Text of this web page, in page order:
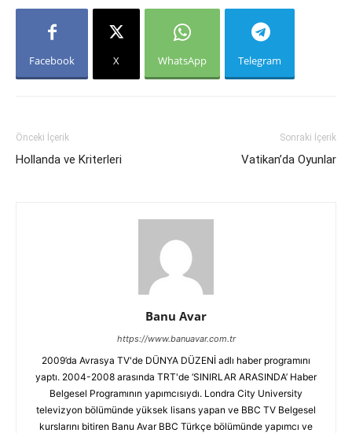
Facebook X WhatsApp Telegram
Önceki İçerik
Hollanda ve Kriterleri
Sonraki İçerik
Vatikan’da Oyunlar
Banu Avar
https://www.banuavar.com.tr
2009’da Avrasya TV'de DÜNYA DÜZENİ adlı haber programını
yaptı. 2004-2008 arasında TRT'de ‘SINIRLAR ARASINDA’ Haber
Belgesel Programının yapımcısıydı. Londra City University
televizyon bölümünde yüksek lisans yapan ve BBC TV Belgesel
kurslarını bitiren Banu Avar BBC Türkçe bölümünde yapımcı ve